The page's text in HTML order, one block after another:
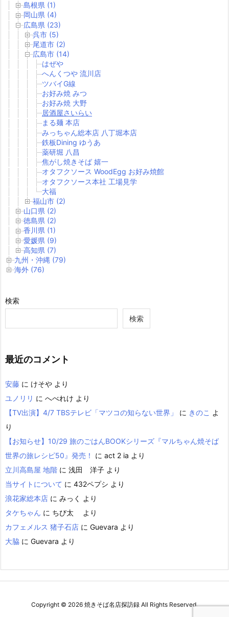
島根県 (1)
岡山県 (4)
広島県 (23)
呉市 (5)
尾道市 (2)
広島市 (14)
はぜや
へんくつや 流川店
ツバイG線
お好み焼 みつ
お好み焼 大野
居酒屋さいらい
まる麺 本店
みっちゃん総本店 八丁堀本店
鉄板Dining ゆうあ
薬研堀 八昌
焦がし焼きそば 嬉一
オタフクソース WoodEgg お好み焼館
オタフクソース本社 工場見学
大福
福山市 (2)
山口県 (2)
徳島県 (2)
香川県 (1)
愛媛県 (9)
高知県 (7)
九州・沖縄 (79)
海外 (76)
検索
検索
最近のコメント
安藤 に けそや より
ユノリリ に へべれけ より
【TV出演】4/7 TBSテレビ「マツコの知らない世界」
に きのこ よ
り
【お知らせ】10/29 旅のごはんBOOKシリーズ『マルちゃん焼そば
世界の旅レシピ50』発売！
に act 2 ia より
立川高島屋 地階 に 浅田 洋子 より
当サイトについて に 432ペプシ より
浪花家総本店 に みっく
より
タケちゃん に ちび太
より
カフェメルス 猪子石店 に Guevara より
大脇 に Guevara より
Copyright © 2026 焼きそば名店探訪録 All Rights Reserved.